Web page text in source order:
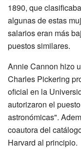
1890, que
algunas de estas
salarios eran más
puestos similares.
Annie Cannon hizo
Charles Pickering
oficial en la
autorizaron el
astronómicas".
coautora del
Harvard al principio.